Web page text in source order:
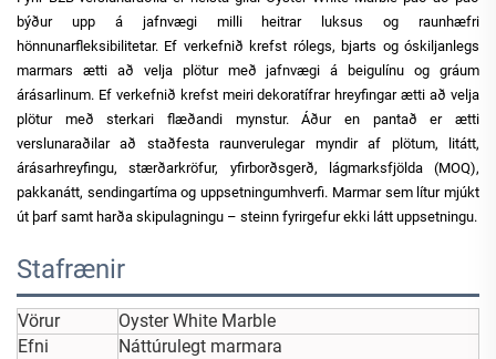
býður upp á jafnvægi milli heitrar luksus og raunhæfri
hönnunarfleksibilitetar. Ef verkefnið krefst rólegs, bjarts og óskiljanlegs
marmars ætti að velja plötur með jafnvægi á beigulínu og gráum
árásarlinum. Ef verkefnið krefst meiri dekoratífrar hreyfingar ætti að velja
plötur með sterkari flæðandi mynstur. Áður en pantað er ætti
verslunaraðilar að staðfesta raunverulegar myndir af plötum, litátt,
árásarhreyfingu, stærðarkröfur, yfirborðsgerð, lágmarksfjölda (MOQ),
pakkanátt, sendingartíma og uppsetningumhverfi. Marmar sem lítur mjúkt
út þarf samt harða skipulagningu – steinn fyrirgefur ekki látt uppsetningu.
Stafrænir
Vörur
Oyster White Marble
Efni
Náttúrulegt marmara